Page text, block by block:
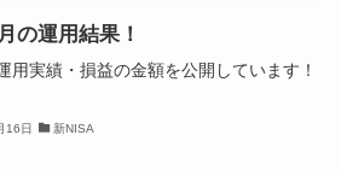
の運用結果！
用実績・損益の金額を公開しています！
16日 新NISA